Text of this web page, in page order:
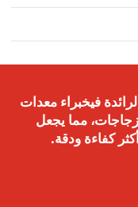
فيخبراء معدات
مما يجعل
كفاءة ودقة.